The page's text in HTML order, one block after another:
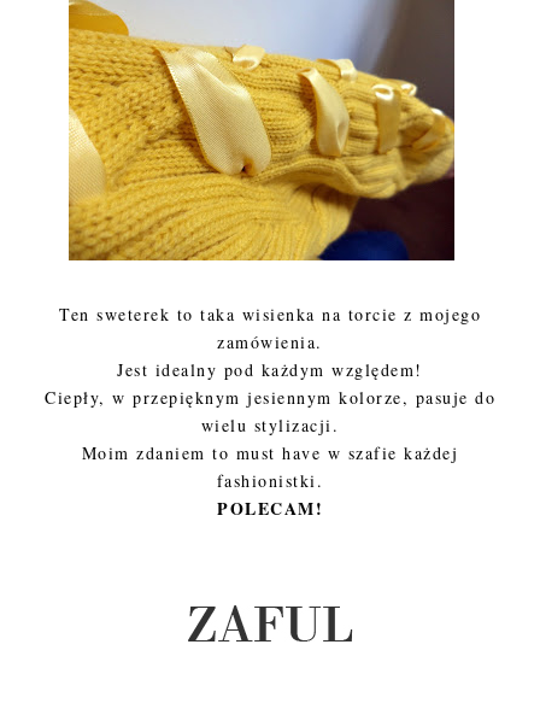
Ten sweterek to taka wisienka na torcie z mojego
zamówienia.
Jest idealny pod każdym względem!
Ciepły, w przepięknym jesiennym kolorze, pasuje do
wielu stylizacji.
Moim zdaniem to must have w szafie każdej
fashionistki.
POLECAM!